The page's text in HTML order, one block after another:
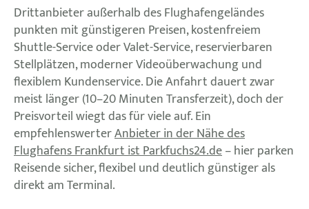
Drittanbieter außerhalb des Flughafengeländes
punkten mit günstigeren Preisen, kostenfreiem
Shuttle-Service oder Valet-Service, reservierbaren
Stellplätzen, moderner Videoüberwachung und
flexiblem Kundenservice. Die Anfahrt dauert zwar
meist länger (10–20 Minuten Transferzeit), doch der
Preisvorteil wiegt das für viele auf. Ein
empfehlenswerterAnbieter in der Nähe des
Flughafens Frankfurt ist Parkfuchs24.de– hier parken
Reisende sicher, flexibel und deutlich günstiger als
direkt am Terminal.